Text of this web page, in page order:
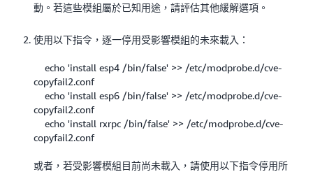
動。若這些模組屬於已知用途，請評估其他緩解選項。
使用以下指令，逐一停用受影響模組的未來載入：
echo 'install esp4 /bin/false' >> /etc/modprobe.d/cve-
copyfail2.conf
echo 'install esp6 /bin/false' >> /etc/modprobe.d/cve-
copyfail2.conf
echo 'install rxrpc /bin/false' >> /etc/modprobe.d/cve-
copyfail2.conf
或者，若受影響模組目前尚未載入，請使用以下指令停用所